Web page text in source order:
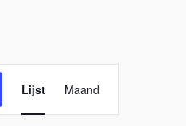
Lijst Maand